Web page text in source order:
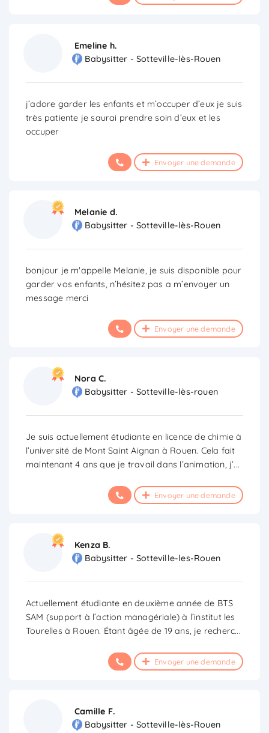
Emeline h.
Babysitter - Sotteville-lès-Rouen
j’adore garder les enfants et m’occuper d’eux je suis
très patiente je saurai prendre soin d’eux et les
occuper
Envoyer une demande
Melanie d.
Babysitter - Sotteville-lès-Rouen
bonjour je m'appelle Melanie, je suis disponible pour
garder vos enfants, n’hésitez pas a m’envoyer un
message merci
Envoyer une demande
Nora C.
Babysitter - Sotteville-lès-rouen
Je suis actuellement étudiante en licence de chimie à
l’université de Mont Saint Aignan à Rouen. Cela fait
maintenant 4 ans que je travail dans l’animation, j’...
Envoyer une demande
Kenza B.
Babysitter - Sotteville-les-Rouen
Actuellement étudiante en deuxième année de BTS
SAM (support à l’action managériale) à l’institut les
Tourelles à Rouen. Étant âgée de 19 ans, je recherc...
Envoyer une demande
Camille F.
Babysitter - Sotteville-lès-Rouen